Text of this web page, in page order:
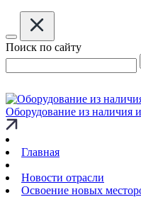
Поиск по сайту
Оборудование из наличия
Главная
Новости отрасли
Освоение новых